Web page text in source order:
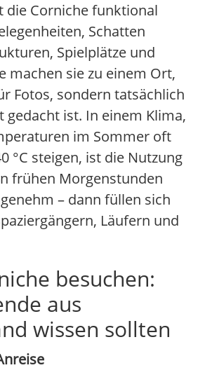
die Corniche funktional
Schatten
Spielplätze und
machen sie zu einem Ort,
Fotos, sondern tatsächlich
gedacht ist. In einem Klima,
im Sommer oft
°C steigen, ist die Nutzung
frühen Morgenstunden
– dann füllen sich
Läufern und
besuchen:
aus
wissen sollten